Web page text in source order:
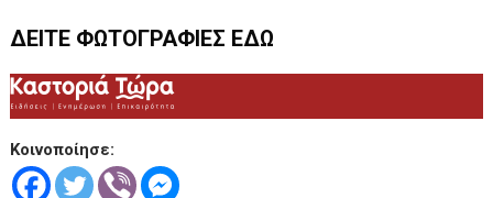
ΔΕΙΤΕ ΦΩΤΟΓΡΑΦΙΕΣ ΕΔΩ
Κοινοποίησε: